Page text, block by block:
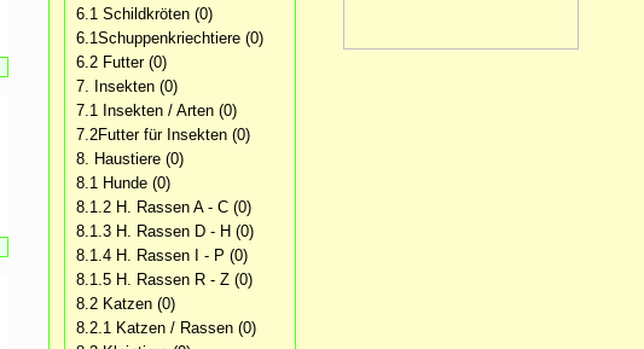
6.1 Schildkröten (0)
6.1Schuppenkriechtiere (0)
6.2 Futter(0)
7. Insekten (0)
7.1 Insekten / Arten (0)
7.2Futter für Insekten (0)
8. Haustiere (0)
8.1 Hunde (0)
8.1.2 H. Rassen A - C (0)
8.1.3 H. Rassen D - H (0)
8.1.4 H. Rassen I - P (0)
8.1.5 H. Rassen R - Z (0)
8.2 Katzen (0)
8.2.1 Katzen / Rassen (0)